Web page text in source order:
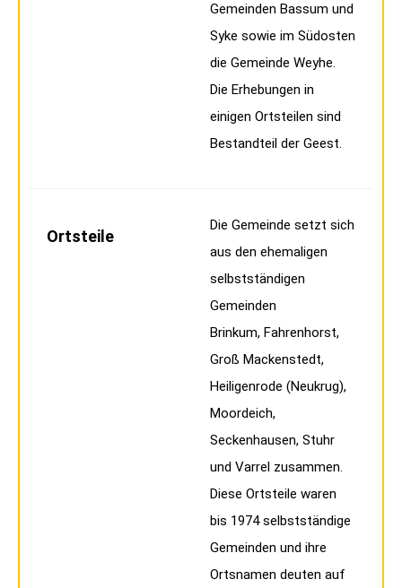
Gemeinden Bassum und
Syke sowie im Südosten
die Gemeinde Weyhe.
Die Erhebungen in
einigen Ortsteilen sind
Bestandteil der Geest.
Ortsteile
Die Gemeinde setzt sich
aus den ehemaligen
selbstständigen
Gemeinden
Brinkum, Fahrenhorst,
Groß Mackenstedt,
Heiligenrode (Neukrug),
Moordeich,
Seckenhausen, Stuhr
und Varrel zusammen.
Diese Ortsteile waren
bis 1974 selbstständige
Gemeinden und ihre
Ortsnamen deuten auf